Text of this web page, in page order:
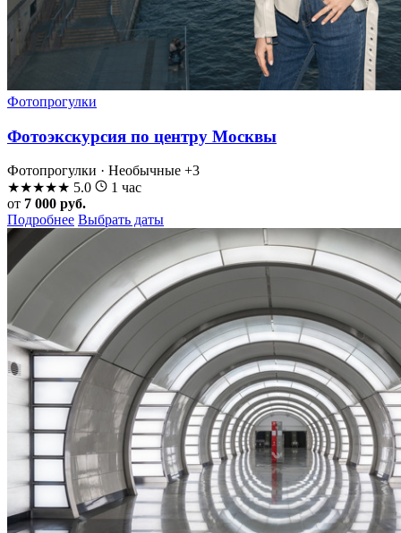
Фотопрогулки
Фотоэкскурсия по центру Москвы
Фотопрогулки · Необычные +3
★★★★★ 5.0
1 час
от 7 000 руб.
Подробнее Выбрать даты